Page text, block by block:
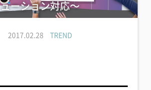
ューション対応〜
2017.02.28 TREND